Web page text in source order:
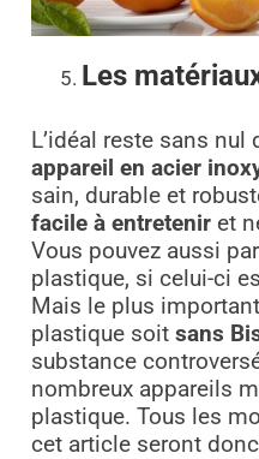
Les
L’idéal reste sans
appareil en acier
sain, durable et
facile à entreteniret
Vous pouvez aussi
plastique, si celui-ci
Mais le plus
plastique soit sans
substance
nombreux appareils
plastique. Tous les
cet article seront